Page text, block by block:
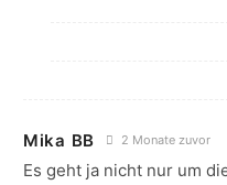
Mika BB 2 Monate zuvor
Es geht ja nicht nur um